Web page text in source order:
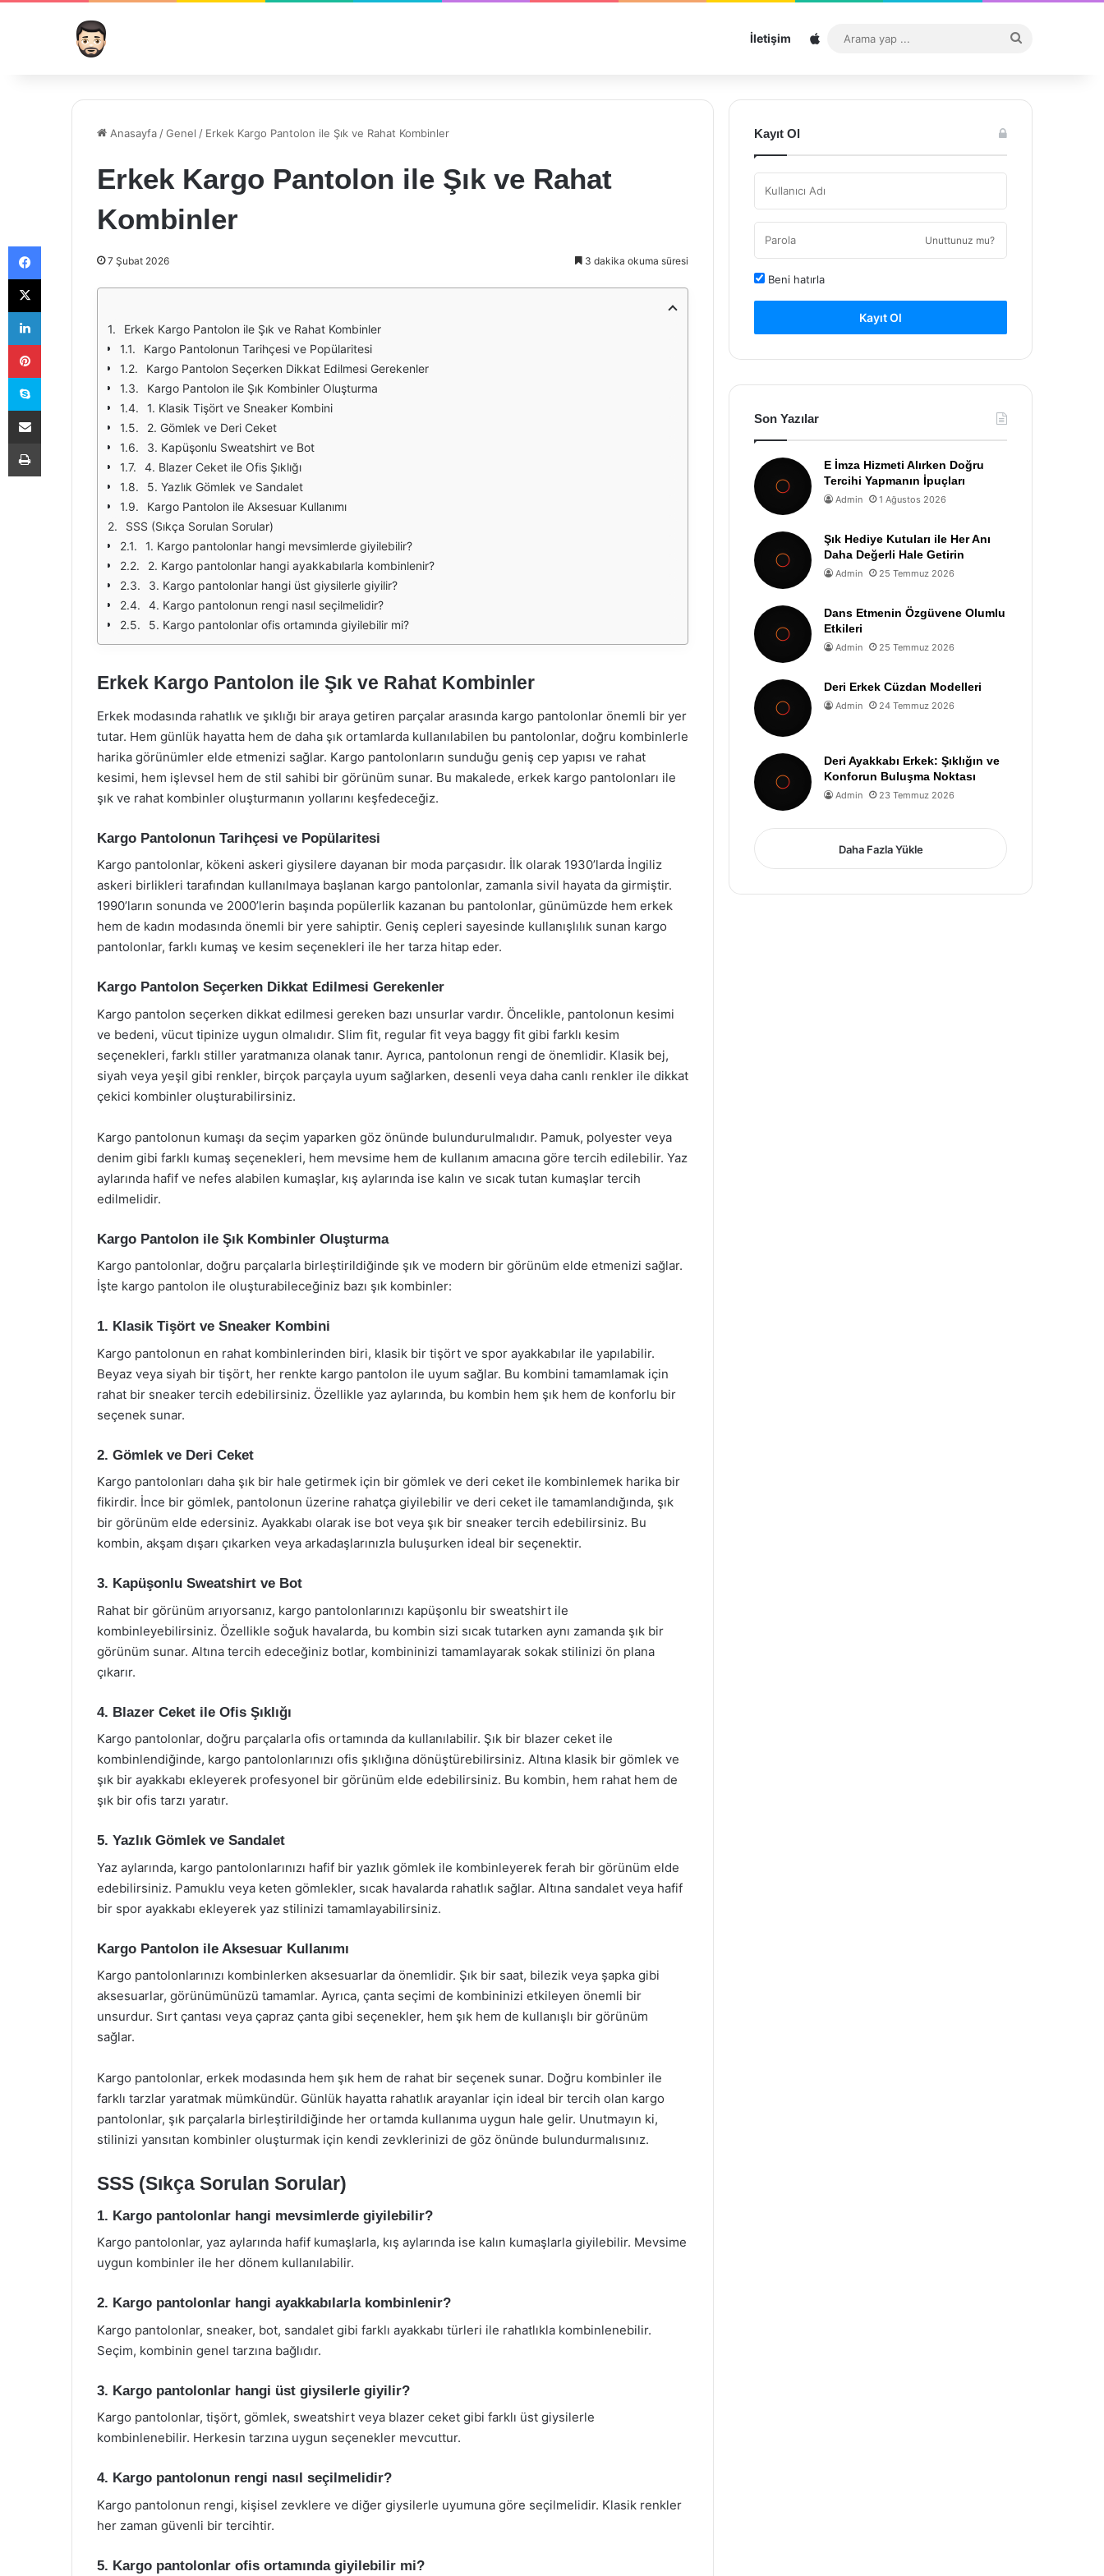
İletişim Sitemap
...
Anasayfa /Genel / Erkek Kargo Pantolon ile Şık ve Rahat Kombinler
Erkek Kargo Pantolon ile Şık ve Rahat
Kombinler
7 Şubat 2026 3 dakika okuma süresi
Erkek Kargo Pantolon ile Şık ve Rahat Kombinler
Kargo Pantolonun Tarihçesi ve Popülaritesi
Kargo Pantolon Seçerken Dikkat Edilmesi Gerekenler
Kargo Pantolon ile Şık Kombinler Oluşturma
1. Klasik Tişört ve Sneaker Kombini
2. Gömlek ve Deri Ceket
3. Kapüşonlu Sweatshirt ve Bot
4. Blazer Ceket ile Ofis Şıklığı
5. Yazlık Gömlek ve Sandalet
Kargo Pantolon ile Aksesuar Kullanımı
SSS (Sıkça Sorulan Sorular)
1. Kargo pantolonlar hangi mevsimlerde giyilebilir?
2. Kargo pantolonlar hangi ayakkabılarla kombinlenir?
3. Kargo pantolonlar hangi üst giysilerle giyilir?
4. Kargo pantolonun rengi nasıl seçilmelidir?
5. Kargo pantolonlar ofis ortamında giyilebilir mi?
Erkek Kargo Pantolon ile Şık ve Rahat Kombinler
Erkek modasında rahatlık ve şıklığı bir araya getiren parçalar arasında kargo pantolonlar önemli bir yer
tutar. Hem günlük hayatta hem de daha şık ortamlarda kullanılabilen bu pantolonlar, doğru kombinlerle
harika görünümler elde etmenizi sağlar. Kargo pantolonların sunduğu geniş cep yapısı ve rahat
kesimi, hem işlevsel hem de stil sahibi bir görünüm sunar. Bu makalede, erkek kargo pantolonları ile
şık ve rahat kombinler oluşturmanın yollarını keşfedeceğiz.
Kargo Pantolonun Tarihçesi ve Popülaritesi
Kargo pantolonlar, kökeni askeri giysilere dayanan bir moda parçasıdır. İlk olarak 1930’larda İngiliz
askeri birlikleri tarafından kullanılmaya başlanan kargo pantolonlar, zamanla sivil hayata da girmiştir.
1990’ların sonunda ve 2000’lerin başında popülerlik kazanan bu pantolonlar, günümüzde hem erkek
hem de kadın modasında önemli bir yere sahiptir. Geniş cepleri sayesinde kullanışlılık sunan kargo
pantolonlar, farklı kumaş ve kesim seçenekleri ile her tarza hitap eder.
Kargo Pantolon Seçerken Dikkat Edilmesi Gerekenler
Kargo pantolon seçerken dikkat edilmesi gereken bazı unsurlar vardır. Öncelikle, pantolonun kesimi
ve bedeni, vücut tipinize uygun olmalıdır. Slim fit, regular fit veya baggy fit gibi farklı kesim
seçenekleri, farklı stiller yaratmanıza olanak tanır. Ayrıca, pantolonun rengi de önemlidir. Klasik bej,
siyah veya yeşil gibi renkler, birçok parçayla uyum sağlarken, desenli veya daha canlı renkler ile dikkat
çekici kombinler oluşturabilirsiniz.
Kargo pantolonun kumaşı da seçim yaparken göz önünde bulundurulmalıdır. Pamuk, polyester veya
denim gibi farklı kumaş seçenekleri, hem mevsime hem de kullanım amacına göre tercih edilebilir. Yaz
aylarında hafif ve nefes alabilen kumaşlar, kış aylarında ise kalın ve sıcak tutan kumaşlar tercih
edilmelidir.
Kargo Pantolon ile Şık Kombinler Oluşturma
Kargo pantolonlar, doğru parçalarla birleştirildiğinde şık ve modern bir görünüm elde etmenizi sağlar.
İşte kargo pantolon ile oluşturabileceğiniz bazı şık kombinler:
1. Klasik Tişört ve Sneaker Kombini
Kargo pantolonun en rahat kombinlerinden biri, klasik bir tişört ve spor ayakkabılar ile yapılabilir.
Beyaz veya siyah bir tişört, her renkte kargo pantolon ile uyum sağlar. Bu kombini tamamlamak için
rahat bir sneaker tercih edebilirsiniz. Özellikle yaz aylarında, bu kombin hem şık hem de konforlu bir
seçenek sunar.
2. Gömlek ve Deri Ceket
Kargo pantolonları daha şık bir hale getirmek için bir gömlek ve deri ceket ile kombinlemek harika bir
fikirdir. İnce bir gömlek, pantolonun üzerine rahatça giyilebilir ve deri ceket ile tamamlandığında, şık
bir görünüm elde edersiniz. Ayakkabı olarak ise bot veya şık bir sneaker tercih edebilirsiniz. Bu
kombin, akşam dışarı çıkarken veya arkadaşlarınızla buluşurken ideal bir seçenektir.
3. Kapüşonlu Sweatshirt ve Bot
Rahat bir görünüm arıyorsanız, kargo pantolonlarınızı kapüşonlu bir sweatshirt ile
kombinleyebilirsiniz. Özellikle soğuk havalarda, bu kombin sizi sıcak tutarken aynı zamanda şık bir
görünüm sunar. Altına tercih edeceğiniz botlar, kombininizi tamamlayarak sokak stilinizi ön plana
çıkarır.
4. Blazer Ceket ile Ofis Şıklığı
Kargo pantolonlar, doğru parçalarla ofis ortamında da kullanılabilir. Şık bir blazer ceket ile
kombinlendiğinde, kargo pantolonlarınızı ofis şıklığına dönüştürebilirsiniz. Altına klasik bir gömlek ve
şık bir ayakkabı ekleyerek profesyonel bir görünüm elde edebilirsiniz. Bu kombin, hem rahat hem de
şık bir ofis tarzı yaratır.
5. Yazlık Gömlek ve Sandalet
Yaz aylarında, kargo pantolonlarınızı hafif bir yazlık gömlek ile kombinleyerek ferah bir görünüm elde
edebilirsiniz. Pamuklu veya keten gömlekler, sıcak havalarda rahatlık sağlar. Altına sandalet veya hafif
bir spor ayakkabı ekleyerek yaz stilinizi tamamlayabilirsiniz.
Kargo Pantolon ile Aksesuar Kullanımı
Kargo pantolonlarınızı kombinlerken aksesuarlar da önemlidir. Şık bir saat, bilezik veya şapka gibi
aksesuarlar, görünümünüzü tamamlar. Ayrıca, çanta seçimi de kombininizi etkileyen önemli bir
unsurdur. Sırt çantası veya çapraz çanta gibi seçenekler, hem şık hem de kullanışlı bir görünüm
sağlar.
Kargo pantolonlar, erkek modasında hem şık hem de rahat bir seçenek sunar. Doğru kombinler ile
farklı tarzlar yaratmak mümkündür. Günlük hayatta rahatlık arayanlar için ideal bir tercih olan kargo
pantolonlar, şık parçalarla birleştirildiğinde her ortamda kullanıma uygun hale gelir. Unutmayın ki,
stilinizi yansıtan kombinler oluşturmak için kendi zevklerinizi de göz önünde bulundurmalısınız.
SSS (Sıkça Sorulan Sorular)
1. Kargo pantolonlar hangi mevsimlerde giyilebilir?
Kargo pantolonlar, yaz aylarında hafif kumaşlarla, kış aylarında ise kalın kumaşlarla giyilebilir. Mevsime
uygun kombinler ile her dönem kullanılabilir.
2. Kargo pantolonlar hangi ayakkabılarla kombinlenir?
Kargo pantolonlar, sneaker, bot, sandalet gibi farklı ayakkabı türleri ile rahatlıkla kombinlenebilir.
Seçim, kombinin genel tarzına bağlıdır.
3. Kargo pantolonlar hangi üst giysilerle giyilir?
Kargo pantolonlar, tişört, gömlek, sweatshirt veya blazer ceket gibi farklı üst giysilerle
kombinlenebilir. Herkesin tarzına uygun seçenekler mevcuttur.
4. Kargo pantolonun rengi nasıl seçilmelidir?
Kargo pantolonun rengi, kişisel zevklere ve diğer giysilerle uyumuna göre seçilmelidir. Klasik renkler
her zaman güvenli bir tercihtir.
5. Kargo pantolonlar ofis ortamında giyilebilir mi?
Kayıt Ol
Unuttunuz mu?
Beni hatırla
Kayıt Ol
Son Yazılar
E İmza Hizmeti Alırken Doğru
Tercihi Yapmanın İpuçları
Admin 1 Ağustos 2026
Şık Hediye Kutuları ile Her Anı
Daha Değerli Hale Getirin
Admin 25 Temmuz 2026
Dans Etmenin Özgüvene Olumlu
Etkileri
Admin 25 Temmuz 2026
Deri Erkek Cüzdan Modelleri
Admin 24 Temmuz 2026
Deri Ayakkabı Erkek: Şıklığın ve
Konforun Buluşma Noktası
Admin 23 Temmuz 2026
Daha Fazla Yükle
Facebook
X
LinkedIn
Pinterest
Skype
E-Posta ile paylaş